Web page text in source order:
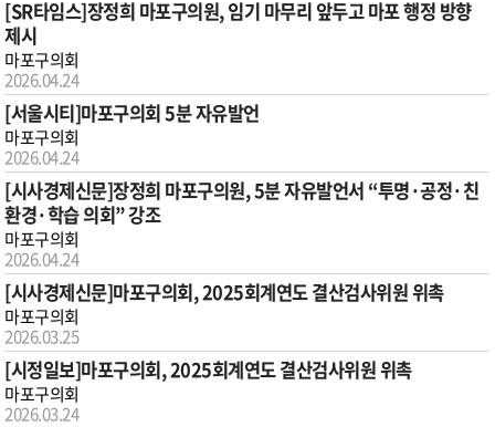
[SR타임스]장정희 마포구의원, 임기 마무리 앞두고 마포 행정 방향
제시
마포구의회
2026.04.24
[서울시티]마포구의회 5분 자유발언
마포구의회
2026.04.24
[시사경제신문]장정희 마포구의원, 5분 자유발언서 “투명·공정·친
환경·학습 의회” 강조
마포구의회
2026.04.24
[시사경제신문]마포구의회, 2025회계연도 결산검사위원 위촉
마포구의회
2026.03.25
[시정일보]마포구의회, 2025회계연도 결산검사위원 위촉
마포구의회
2026.03.24